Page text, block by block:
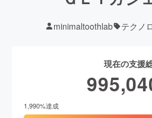
minimaltoothlab テクノ
現在の支援
1,990%達成